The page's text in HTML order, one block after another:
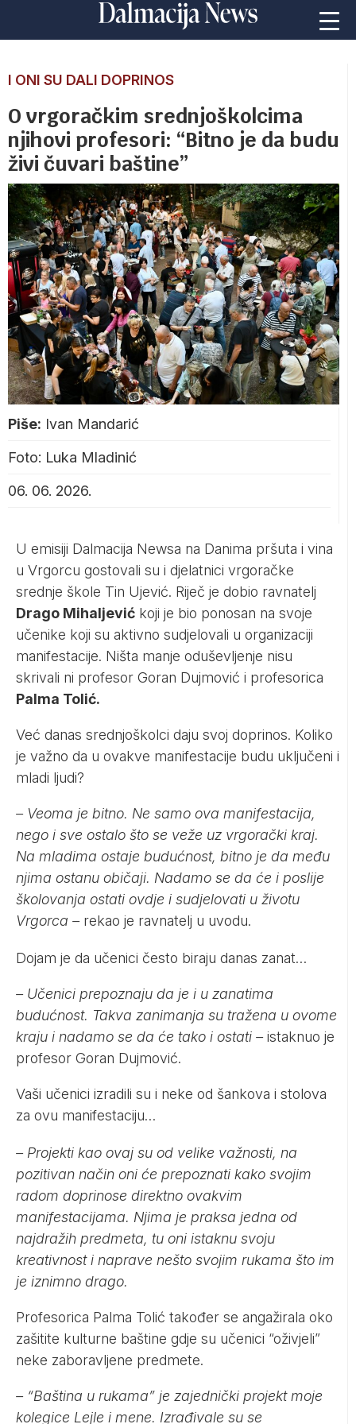
I ONI SU DALI DOPRINOS
O vrgoračkim srednjoškolcima
njihovi profesori: “Bitno je da budu
živi čuvari baštine”
Piše: Ivan Mandarić
Foto: Luka Mladinić
06. 06. 2026.
U emisiji Dalmacija Newsa na Danima pršuta i vina
u Vrgorcu gostovali su i djelatnici vrgoračke
srednje škole Tin Ujević. Riječ je dobio ravnatelj
Drago Mihaljević koji je bio ponosan na svoje
učenike koji su aktivno sudjelovali u organizaciji
manifestacije. Ništa manje oduševljenje nisu
skrivali ni profesor Goran Dujmović i profesorica
Palma Tolić.
Već danas srednjoškolci daju svoj doprinos. Koliko
je važno da u ovakve manifestacije budu uključeni i
mladi ljudi?
– Veoma je bitno. Ne samo ova manifestacija,
nego i sve ostalo što se veže uz vrgorački kraj.
Na mladima ostaje budućnost, bitno je da među
njima ostanu običaji. Nadamo se da će i poslije
školovanja ostati ovdje i sudjelovati u životu
Vrgorca –rekao je ravnatelj u uvodu.
Dojam je da učenici često biraju danas zanat…
– Učenici prepoznaju da je i u zanatima
budućnost. Takva zanimanja su tražena u ovome
kraju i nadamo se da će tako i ostati –istaknuo je
profesor Goran Dujmović.
Vaši učenici izradili su i neke od šankova i stolova
za ovu manifestaciju…
– Projekti kao ovaj su od velike važnosti, na
pozitivan način oni će prepoznati kako svojim
radom doprinose direktno ovakvim
manifestacijama. Njima je praksa jedna od
najdražih predmeta, tu oni istaknu svoju
kreativnost i naprave nešto svojim rukama što im
je iznimno drago.
Profesorica Palma Tolić također se angažirala oko
zašitite kulturne baštine gdje su učenici “oživjeli”
neke zaboravljene predmete.
– “Baština u rukama” je zajednički projekt moje
kolegice Lejle i mene. Izrađivale su se